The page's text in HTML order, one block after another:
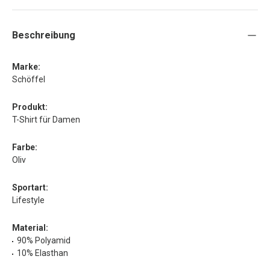
Beschreibung
Marke:
Schöffel
Produkt:
T-Shirt für Damen
Farbe:
Oliv
Sportart:
Lifestyle
Material:
90% Polyamid
10% Elasthan